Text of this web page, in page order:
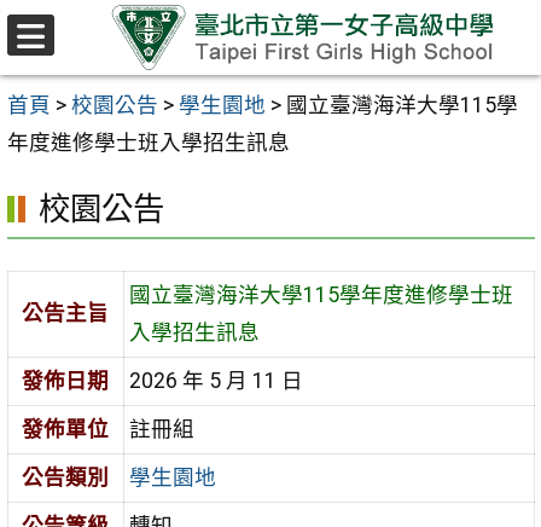
跳至主要內容區
首頁 > 校園公告 > 學生園地 > 國立臺灣海洋大學115學
年度進修學士班入學招生訊息
校園公告
公告主旨
國立臺灣海洋大學115學年度進修學士班
入學招生訊息
發佈日期
2026 年 5 月 11 日
發佈單位
註冊組
公告類別
學生園地
選
單